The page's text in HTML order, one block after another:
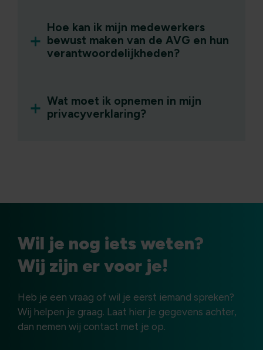
Hoe kan ik mijn medewerkers
bewust maken van de AVG en hun
verantwoordelijkheden?
Wat moet ik opnemen in mijn
privacyverklaring?
Wil je nog iets weten?
Wij zijn er voor je!
Heb je een vraag of wil je eerst iemand spreken?
Wij helpen je graag. Laat hier je gegevens achter,
dan nemen wij contact met je op.